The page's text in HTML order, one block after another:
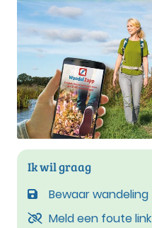
Ik wil graag
Bewaar wandeling
Meld een foute link